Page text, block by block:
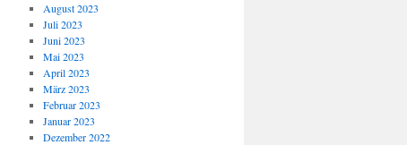
August 2023
Juli 2023
Juni 2023
Mai 2023
April 2023
März 2023
Februar 2023
Januar 2023
Dezember 2022